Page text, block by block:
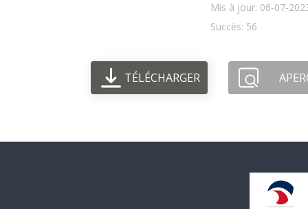
Mis à jour: 06-07-
Succès: 56
TÉLÉCHARGER